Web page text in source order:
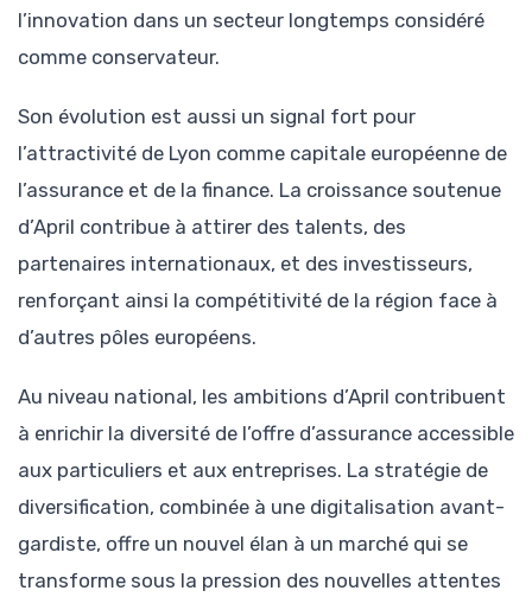
l’innovation dans un secteur longtemps considéré
comme conservateur.
Son évolution est aussi un signal fort pour
l’attractivité de Lyon comme capitale européenne de
l’assurance et de la finance. La croissance soutenue
d’April contribue à attirer des talents, des
partenaires internationaux, et des investisseurs,
renforçant ainsi la compétitivité de la région face à
d’autres pôles européens.
Au niveau national, les ambitions d’April contribuent
à enrichir la diversité de l’offre d’assurance accessible
aux particuliers et aux entreprises. La stratégie de
diversification, combinée à une digitalisation avant-
gardiste, offre un nouvel élan à un marché qui se
transforme sous la pression des nouvelles attentes